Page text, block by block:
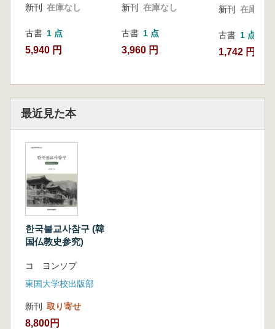
新刊 在庫なし
古書 1 点
5,940 円
新刊 在庫なし
古書 1 点
3,960 円
新刊 在庫なし
古書 1 点
1,742 円
最近見た本
한국불교사참구 (韓
国仏教史参究)
コ ヨンソプ
東国大学校出版部
新刊 取り寄せ
8,800円